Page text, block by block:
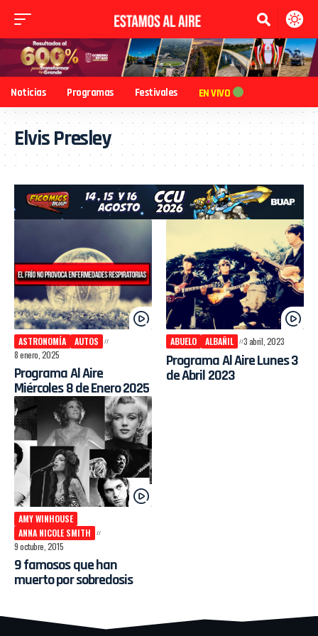
Noticias Programas Festivales EN VIVO
Elvis Presley
ASTRONOMÍA
AUTOS
8 enero, 2025
Programa Al Aire
Miércoles 8 de Enero 2025
ABUELO ALBAÑIL 3 abril, 2023
Programa Al Aire Lunes 3
de Abril 2023
AMY WINHOUSE
ANNA NICOLE SMITH
9 octubre, 2015
9 famosos que han
muerto por sobredosis